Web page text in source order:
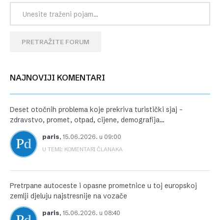
PRETRAŽITE FORUM
NAJNOVIJI KOMENTARI
Deset otočnih problema koje prekriva turistički sjaj –
zdravstvo, promet, otpad, cijene, demografija…
paris, 15.06.2026. u 09:00
U TEMI: KOMENTARI ČLANAKA
Pretrpane autoceste i opasne prometnice u toj europskoj
zemlji djeluju najstresnije na vozače
paris, 15.06.2026. u 08:40